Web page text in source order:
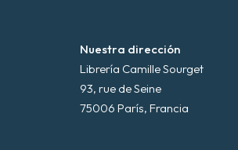
Nuestra dirección
Librería Camille Sourget
93, rue de Seine
75006 París, Francia